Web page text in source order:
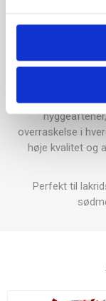
kombinerer den
havsalt for en
indpakket,
Med 60 stykker
overraskelse i
høje kvalitet og
Perfekt til